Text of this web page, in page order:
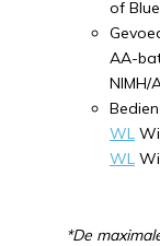
of
AA-
NIMH/
WL
WL
*De